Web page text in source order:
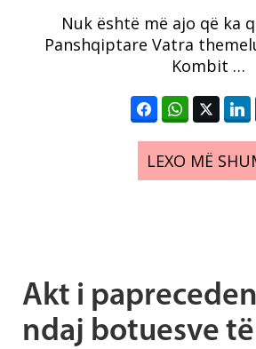
Nuk është më ajo që ka
Panshqiptare Vatra
Kombit …
LEXO MË
Akt i
ndaj botuesve